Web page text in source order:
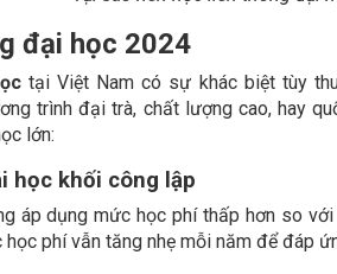
đại học 2024
tại Việt Nam có sự khác biệt tùy
trình đại trà, chất lượng cao, hay
lớn:
học khối công lập
áp dụng mức học phí thấp hơn so
học phí vẫn tăng nhẹ mỗi năm để đáp